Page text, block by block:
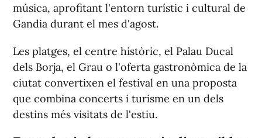
música, aprofitant l'entorn turístic i cultural de
Gandia durant el mes d'agost.
Les platges, el centre històric, el Palau Ducal
dels Borja, el Grau o l'oferta gastronòmica de la
ciutat convertixen el festival en una proposta
que combina concerts i turisme en un dels
destins més visitats de l'estiu.